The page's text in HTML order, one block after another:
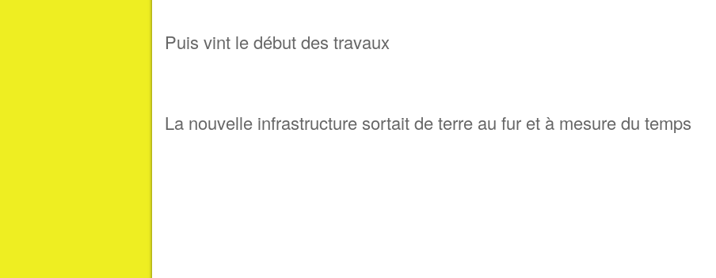
Puis vint le début des travaux
La nouvelle infrastructure sortait de terre au fur et à mesure du temps